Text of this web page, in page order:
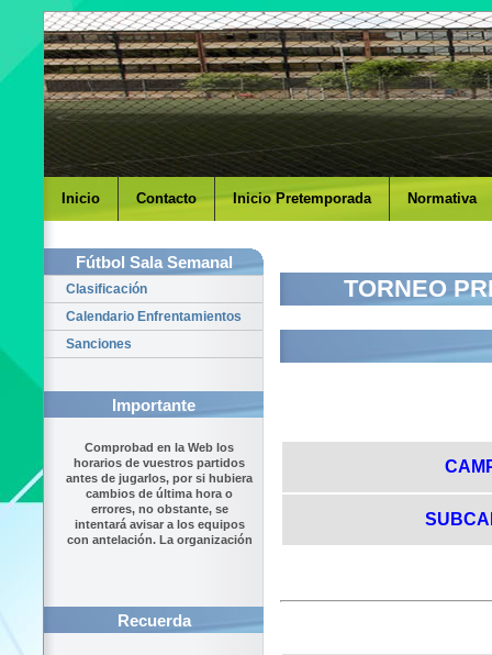
Inicio Contacto Inicio Pretemporada Normativa
Fútbol Sala Semanal
Clasificación
Calendario Enfrentamientos
Sanciones
Importante
Comprobad en la Web los
horarios de vuestros partidos
antes de jugarlos, por si hubiera
cambios de última hora o
errores, no obstante, se
intentará avisar a los equipos
con antelación. La organización
Recuerda
TORNEO